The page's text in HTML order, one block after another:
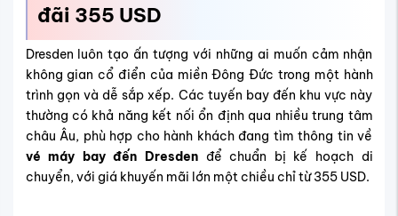
đãi 355 USD
Dresden luôn tạo ấn tượng với những ai muốn cảm nhận
không gian cổ điển của miền Đông Đức trong một hành
trình gọn và dễ sắp xếp. Các tuyến bay đến khu vực này
thường có khả năng kết nối ổn định qua nhiều trung tâm
châu Âu, phù hợp cho hành khách đang tìm thông tin về
vé máy bay đến Dresdenđể chuẩn bị kế hoạch di
chuyển, với giá khuyến mãi lớn một chiều chỉ từ 355 USD.